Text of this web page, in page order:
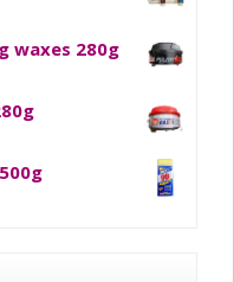
waxes 280g